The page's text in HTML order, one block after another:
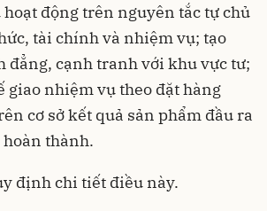
động trên nguyên tắc tự chủ
tài chính và nhiệm vụ; tạo
đẳng, cạnh tranh với khu vực tư;
giao nhiệm vụ theo đặt hàng
cơ sở kết quả sản phẩm đầu ra
thành.
định chi tiết điều này.